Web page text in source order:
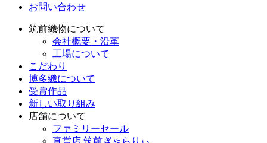
お問い合わせ
筑前織物について
会社概要・沿革
工場について
こだわり
博多織について
受賞作品
新しい取り組み
店舗について
ファミリーセール
直営店 筑前ぎゃらりぃ